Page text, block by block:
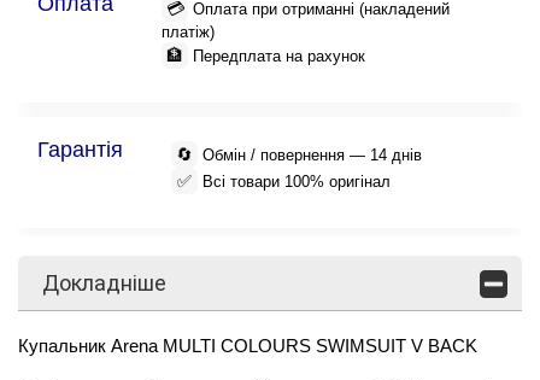
💳 Оплата при отриманні (накладений
платіж)
🏦 Передплата на рахунок
Гарантія 🔄 Обмін / повернення — 14 днів
✅ Всі товари 100% оригінал
Докладніше
Купальник Arena MULTI COLOURS SWIMSUIT V BACK